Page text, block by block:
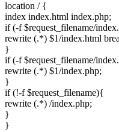
location / {
index index.html index.php;
if (-f $request_filename/
rewrite (.*) $1/index.html
}
if (-f $request_filename/
rewrite (.*) $1/index.php;
}
if (!-f $request_filename){
rewrite (.*) /index.php;
}
}